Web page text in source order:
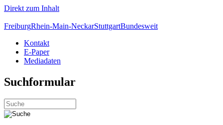
Direkt zum Inhalt
FreiburgRhein-Main-NeckarStuttgartBundesweit
Kontakt
E-Paper
Mediadaten
Suchformular